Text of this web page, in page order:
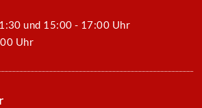
und 15:00 - 17:00 Uhr
Uhr